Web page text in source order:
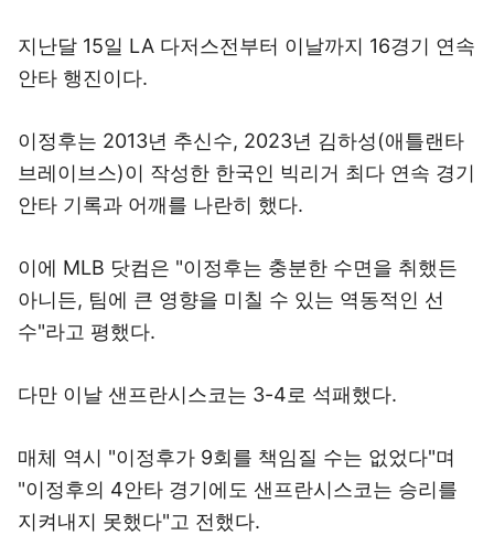
지난달 15일 LA 다저스전부터 이날까지 16경기 연속
안타 행진이다.
이정후는 2013년 추신수, 2023년 김하성(애틀랜타
브레이브스)이 작성한 한국인 빅리거 최다 연속 경기
안타 기록과 어깨를 나란히 했다.
이에 MLB 닷컴은 "이정후는 충분한 수면을 취했든
아니든, 팀에 큰 영향을 미칠 수 있는 역동적인 선
수"라고 평했다.
다만 이날 샌프란시스코는 3-4로 석패했다.
매체 역시 "이정후가 9회를 책임질 수는 없었다"며
"이정후의 4안타 경기에도 샌프란시스코는 승리를
지켜내지 못했다"고 전했다.